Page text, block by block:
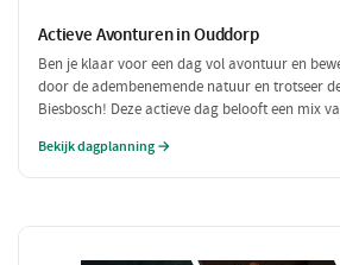
Actieve Avonturen in Ouddorp
Ben je klaar voor een dag vol avontuur en
door de adembenemende natuur en trotseer
Biesbosch! Deze actieve dag belooft een mix
Bekijk dagplanning →